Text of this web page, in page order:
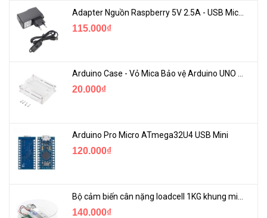
115.000₫
Arduino Case - Vỏ Mica Bảo vệ Arduino UNO R3
20.000₫
Arduino Pro Micro ATmega32U4 USB Mini
120.000₫
140.000₫